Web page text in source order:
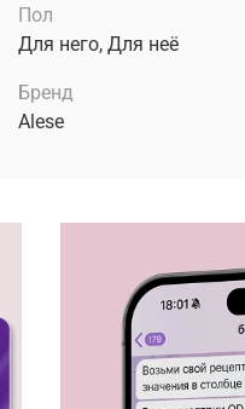
Пол
Для него, Для неё
Бренд
Alese